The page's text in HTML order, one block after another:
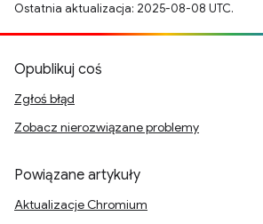
Ostatnia aktualizacja: 2025-08-08 UTC.
Opublikuj coś
Zgłoś błąd
Zobacz nierozwiązane problemy
Powiązane artykuły
Aktualizacje Chromium